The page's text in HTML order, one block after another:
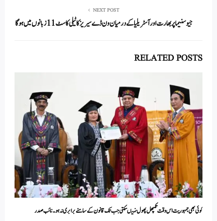
NEXT POST
جیو سنیما پر بھارت اور آسٹریلیا کے درمیان ون ڈے سیریز کا ٹیلی کاسٹ11 زبانوں میں ہوگا
RELATED POSTS
کوئی بھی جمہوریت اس وقت تکپھل پھول نہیںسکتی جب تک قانون کے سامنے برابری نہ ہو۔نائب صدر